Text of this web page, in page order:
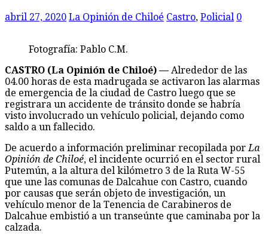
abril 27, 2020 La Opinión de Chiloé Castro, Policial 0
Fotografía: Pablo C.M.
CASTRO (La Opinión de Chiloé) — Alrededor de las
04.00 horas de esta madrugada se activaron las alarmas
de emergencia de la ciudad de Castro luego que se
registrara un accidente de tránsito donde se habría
visto involucrado un vehículo policial, dejando como
saldo a un fallecido.
De acuerdo a información preliminar recopilada porLa
Opinión de Chiloé, el incidente ocurrió en el sector rural
Putemún, a la altura del kilómetro 3 de la Ruta W-55
que une las comunas de Dalcahue con Castro, cuando
por causas que serán objeto de investigación, un
vehículo menor de la Tenencia de Carabineros de
Dalcahue embistió a un transeúnte que caminaba por la
calzada.